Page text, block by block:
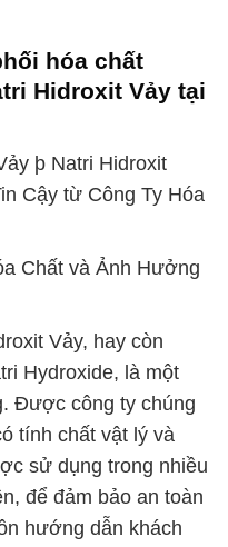
hóa chất
Hidroxit Vảy tại
þ Natri Hidroxit
Cậy từ Công Ty Hóa
Chất và Ảnh Hưởng
Vảy, hay còn
Hydroxide, là một
Được công ty chúng
tính chất vật lý và
sử dụng trong nhiều
để đảm bảo an toàn
hướng dẫn khách